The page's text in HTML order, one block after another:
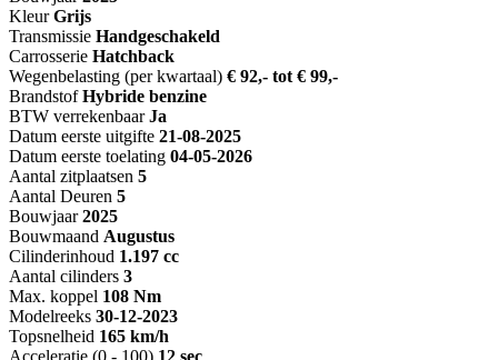
Kleur Grijs
Transmissie Handgeschakeld
Carrosserie Hatchback
Wegenbelasting (per kwartaal) € 92,- tot € 99,-
Brandstof Hybride benzine
BTW verrekenbaar Ja
Datum eerste uitgifte 21-08-2025
Datum eerste toelating 04-05-2026
Aantal zitplaatsen 5
Aantal Deuren 5
Bouwjaar 2025
Bouwmaand Augustus
Cilinderinhoud 1.197 cc
Aantal cilinders 3
Max. koppel 108 Nm
Modelreeks 30-12-2023
Topsnelheid 165 km/h